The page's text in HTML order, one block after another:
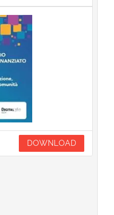
DOWNLOAD